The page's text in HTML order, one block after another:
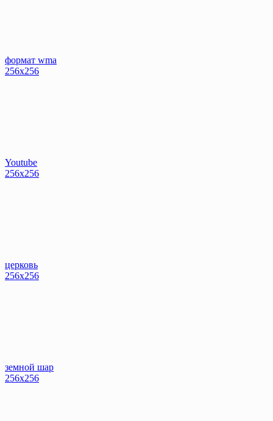
формат wma
256x256
Youtube
256x256
церковь
256x256
земной шар
256x256